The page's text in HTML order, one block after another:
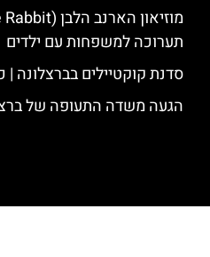
תערוכה למשפחות עם ילדים
סדנת קוקטיילים בברצלונה |
הגעה משדה התעופה של